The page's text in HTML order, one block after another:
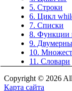
5. Строки
6. Цикл
7. Списки
8. Функции
9.
10.
11. Словари
Copyright © 2026
Карта сайта